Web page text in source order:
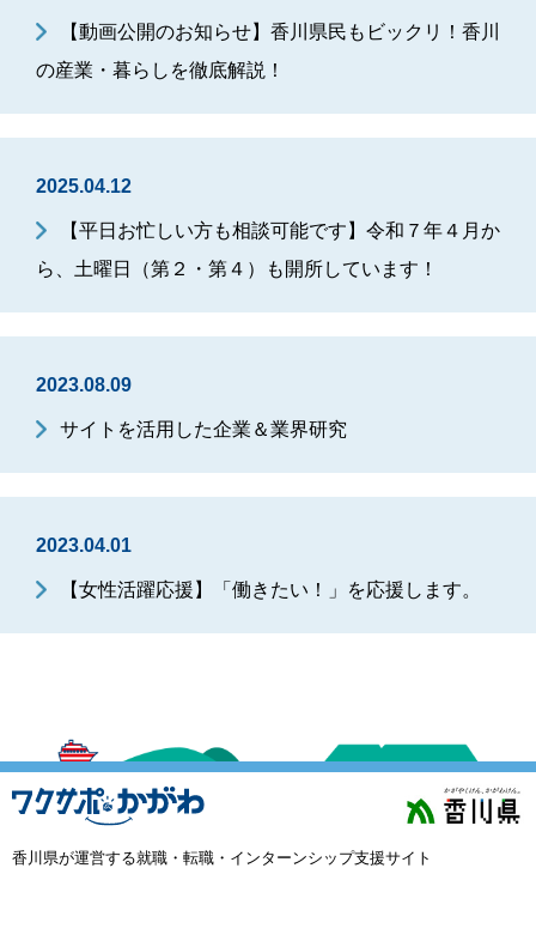
【動画公開のお知らせ】香川県民もビックリ！香川
の産業・暮らしを徹底解説！
2025.04.12
【平日お忙しい方も相談可能です】令和７年４月か
ら、土曜日（第２・第４）も開所しています！
2023.08.09
サイトを活用した企業＆業界研究
2023.04.01
【女性活躍応援】「働きたい！」を応援します。
香川県が運営する就職・転職・インターンシップ支援サイト